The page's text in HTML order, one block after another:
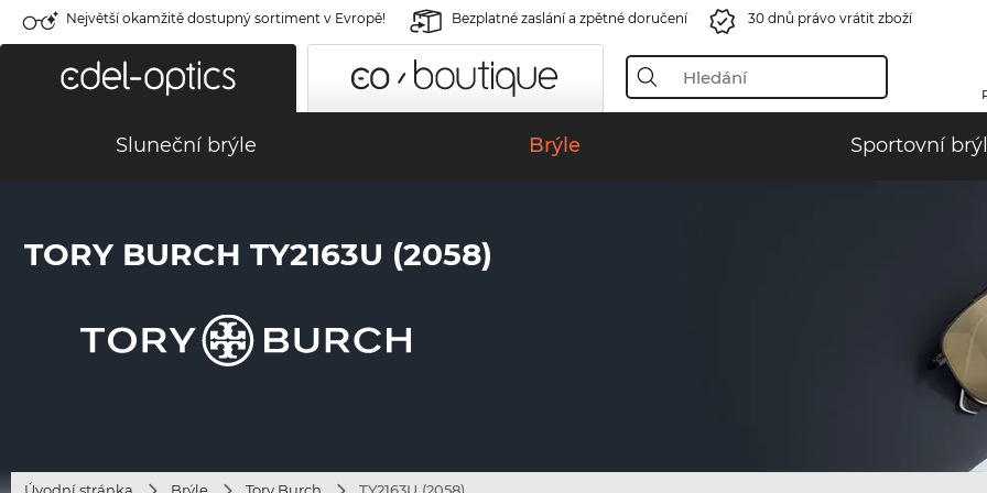
Největší okamžitě dostupný sortiment v Evropě! Bezplatné zaslání a zpětné doručení 30 dnů právo vrátit zboží
Sluneční brýle Brýle Sportovní
TORY BURCH TY2163U (2058)